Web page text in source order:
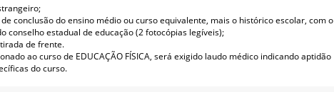
conclusão do ensino médio ou curso equivalente, mais o histórico escolar, com o
conselho estadual de educação (2 fotocópias legíveis);
de frente.
ao curso de EDUCAÇÃO FÍSICA, será exigido laudo médico indicando aptidão
do curso.